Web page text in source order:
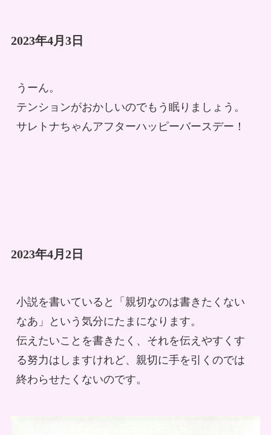
2023年4月3日
うーん。
テンションがおかしいのでもう眠りましょう。
サレトナちゃんアフターハッピーバースデー！
2023年4月2日
小説を書いていると「親切なのは書きたくない
なあ」という気分にたまになります。
伝えたいことを書きたく、それを伝えやすくす
る努力はしますけれど、親切に手を引くのでは
終わらせたくないのです。